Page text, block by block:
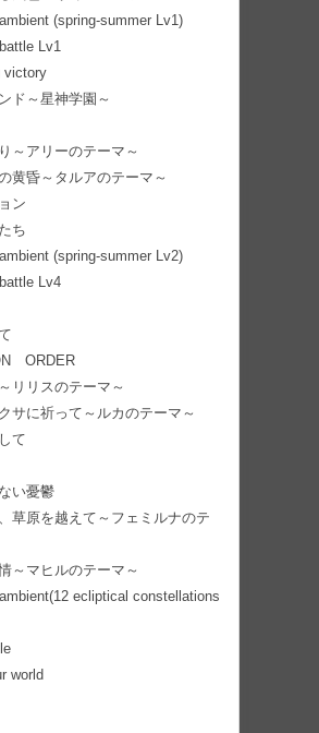
(spring-summer Lv1)
Lv1
victory
ド～星神学園～
～アリーのテーマ～
黄昏～タルアのテーマ～
ン
ち
(spring-summer Lv2)
Lv4
ORDER
リリスのテーマ～
サに祈って～ルカのテーマ～
て
い憂鬱
草原を越えて～フェミルナのテ
～マヒルのテーマ～
ecliptical constellations
world